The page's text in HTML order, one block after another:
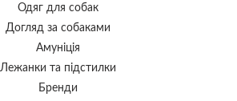
Одяг для собак
Догляд за собаками
Амуніція
Лежанки та підстилки
Бренди